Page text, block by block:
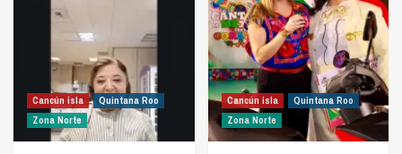
Cancún isla
Quintana Roo
Zona Norte
Cancún isla
Quintana Roo
Zona Norte